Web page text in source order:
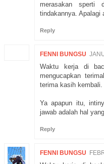
merasakan
tindakannya. Apalagi
Reply
FENNI BUNGSU
Waktu kerja di
mengucapkan
terima kasih
Ya apapun itu,
jawab adalah hal
Reply
FENNI BUNGSU